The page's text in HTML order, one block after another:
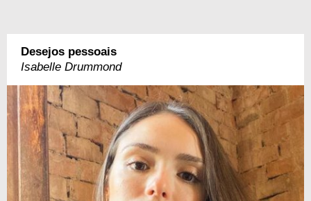
Desejos pessoais
Isabelle Drummond